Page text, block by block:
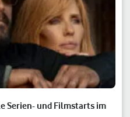
Serien- und Filmstarts im